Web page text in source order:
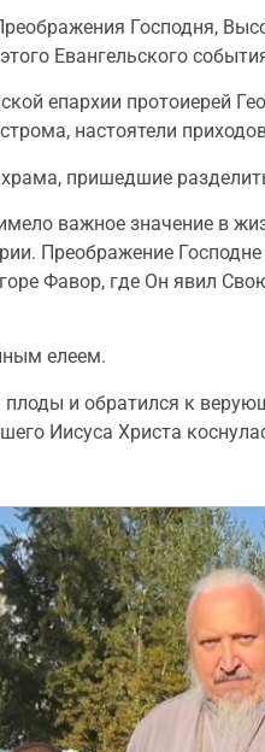
Господня,
Евангельского
епархии протоиерей
настоятели
пришедшие
важное значение в
Преображение
Фавор, где Он явил
елеем.
и обратился к
Иисуса Христа